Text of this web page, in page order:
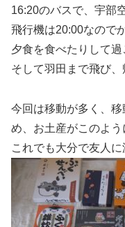
16:20のバスで、宇部
飛行機は20:00なので
夕食を食べたりして過
そして羽田まで飛び、
今回は移動が多く、
め、お土産がこのよう
これでも大分で友人に